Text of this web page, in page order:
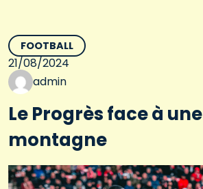
FOOTBALL
21/08/2024
admin
Le Progrès face à une
montagne